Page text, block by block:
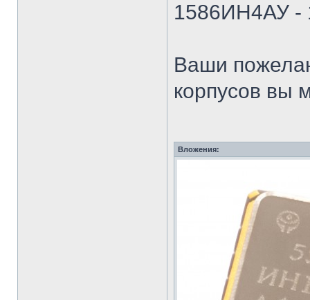
1586ИН4АУ -
Ваши
корпусов вы
Вложения: